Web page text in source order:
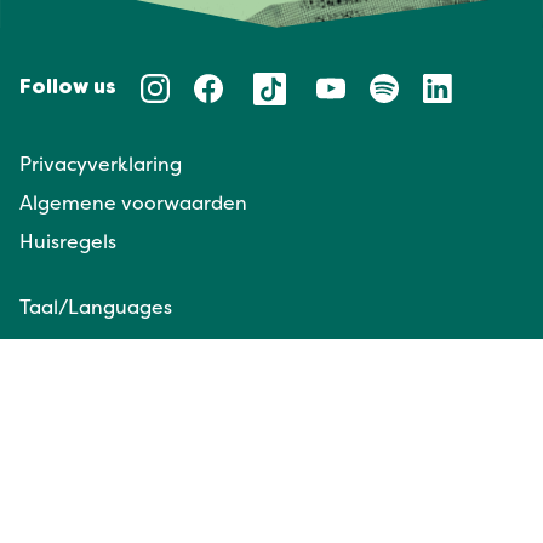
Follow us
Privacyverklaring
Algemene voorwaarden
Huisregels
Taal/Languages